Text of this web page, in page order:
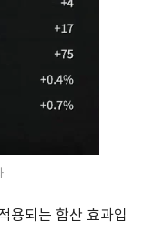
용되는 합산 효과입